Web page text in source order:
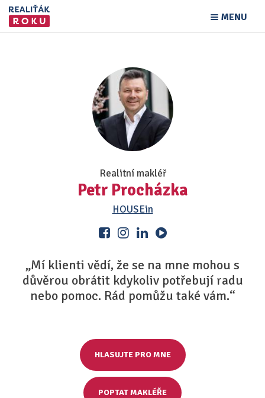
MENU
Realitní makléř
Petr Procházka
HOUSEin
„Mí klienti vědí, že se na mne mohou s
důvěrou obrátit kdykoliv potřebují radu
nebo pomoc. Rád pomůžu také vám.“
HLASUJTE PRO MNE
POPTAT MAKLÉŘE